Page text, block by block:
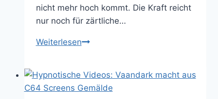
nicht mehr hoch kommt. Die Kraft reicht
nur noch für zärtliche…
Weiterlesen3
uns
Black